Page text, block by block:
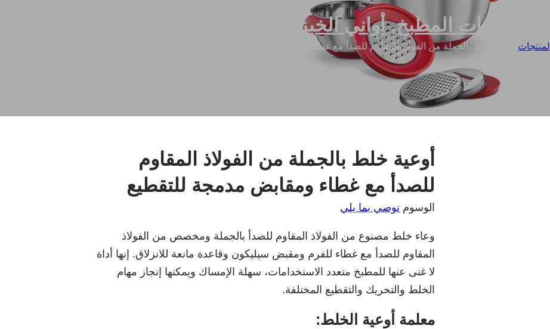
أدوات المطبخ,أواني الخبز
المنتجات أوعية خلط بالجملة من الفولاذ المقاوم للصدأ مع غطاء ومقابض مدمجة للتقطيع
أوعية خلط بالجملة من الفولاذ المقاوم
للصدأ مع غطاء ومقابض مدمجة للتقطيع
الوسوم نوصي بما يلي
وعاء خلط مصنوع من الفولاذ المقاوم للصدأ بالجملة ومخصص من الفولاذ
المقاوم للصدأ مع غطاء للفرم ومقبض سيليكون وقاعدة مانعة للانزلاق. إنها أداة
لا غنى عنها للمطبخ متعدد الاستخدامات، سهلة الإمساك ويمكنها إنجاز مهام
الخلط والتحريك والتقطيع المختلفة.
معلمة أوعية الخلط: